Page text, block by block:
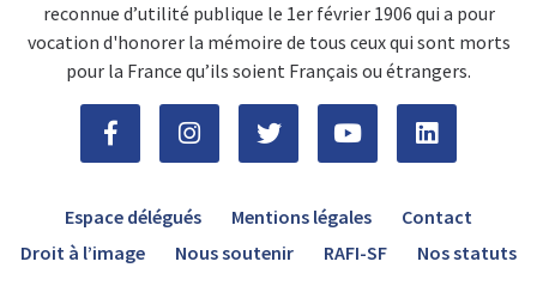
reconnue d’utilité publique le 1er février 1906 qui a pour
vocation d'honorer la mémoire de tous ceux qui sont morts
pour la France qu’ils soient Français ou étrangers.
Espace délégués Mentions légales
Contact
Droit à l’image
Nous soutenir RAFI-SF Nos statuts